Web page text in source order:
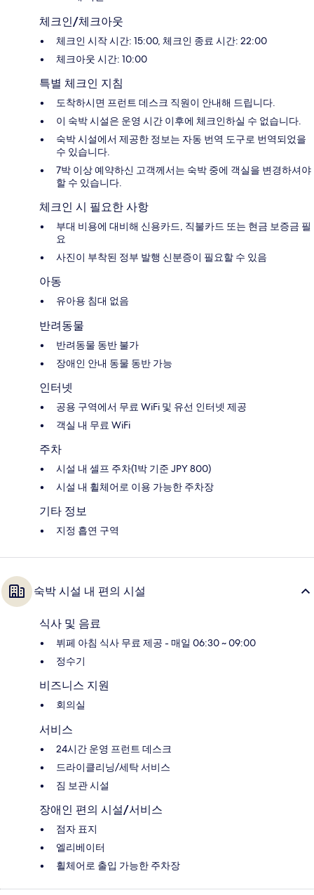
체크인/체크아웃
체크인 시작 시간: 15:00, 체크인 종료 시간: 22:00
체크아웃 시간: 10:00
특별 체크인 지침
도착하시면 프런트 데스크 직원이 안내해 드립니다.
이 숙박 시설은 운영 시간 이후에 체크인하실 수 없습니다.
숙박 시설에서 제공한 정보는 자동 번역 도구로 번역되었을
수 있습니다.
7박 이상 예약하신 고객께서는 숙박 중에 객실을 변경하셔야
할 수 있습니다.
체크인 시 필요한 사항
부대 비용에 대비해 신용카드, 직불카드 또는 현금 보증금 필
요
사진이 부착된 정부 발행 신분증이 필요할 수 있음
아동
유아용 침대 없음
반려동물
반려동물 동반 불가
장애인 안내 동물 동반 가능
인터넷
공용 구역에서 무료 WiFi 및 유선 인터넷 제공
객실 내 무료 WiFi
주차
시설 내 셀프 주차(1박 기준 JPY 800)
시설 내 휠체어로 이용 가능한 주차장
기타 정보
지정 흡연 구역
숙박 시설 내 편의 시설
식사 및 음료
뷔페 아침 식사 무료 제공 - 매일 06:30 ~ 09:00
정수기
비즈니스 지원
회의실
서비스
24시간 운영 프런트 데스크
드라이클리닝/세탁 서비스
짐 보관 시설
장애인 편의 시설/서비스
점자 표지
엘리베이터
휠체어로 출입 가능한 주차장